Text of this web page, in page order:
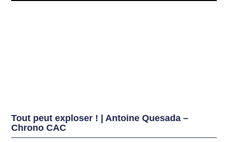
Tout peut exploser ! | Antoine Quesada –
Chrono CAC